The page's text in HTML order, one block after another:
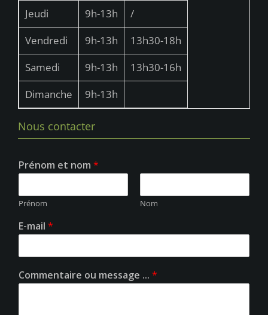
è
m
Jeudi 9h-13h
/
Vendredi
9h-13h
13h30-18h
Samedi
9h-13h
13h30-16h
Dimanche
9h-13h
Nous contacter
Prénom et nom *
Prénom Nom
E-mail *
Commentaire ou message ... *